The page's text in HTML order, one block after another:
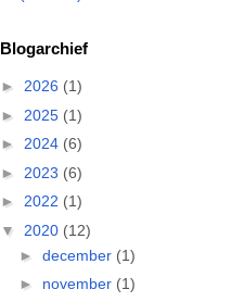
Blogarchief
► 2026 (1)
► 2025 (1)
► 2024 (6)
► 2023 (6)
► 2022 (1)
▼ 2020 (12)
► december (1)
► november (1)